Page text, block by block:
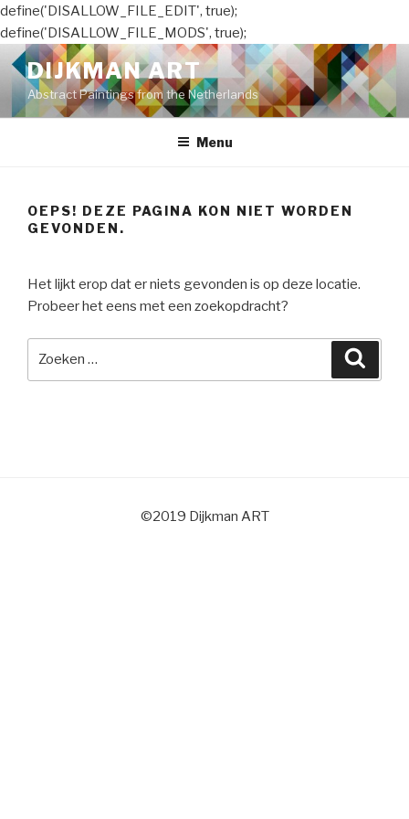
define('DISALLOW_FILE_EDIT', true);
define('DISALLOW_FILE_MODS', true);
Naar
de
inhoud
springen
DIJKMAN ART
Abstract Paintings from the Netherlands
Menu
OEPS! DEZE PAGINA KON NIET WORDEN
GEVONDEN.
Het lijkt erop dat er niets gevonden is op deze locatie.
Probeer het eens met een zoekopdracht?
©2019 Dijkman ART